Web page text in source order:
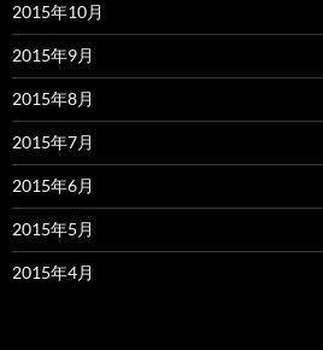
2015年10月
2015年9月
2015年8月
2015年7月
2015年6月
2015年5月
2015年4月